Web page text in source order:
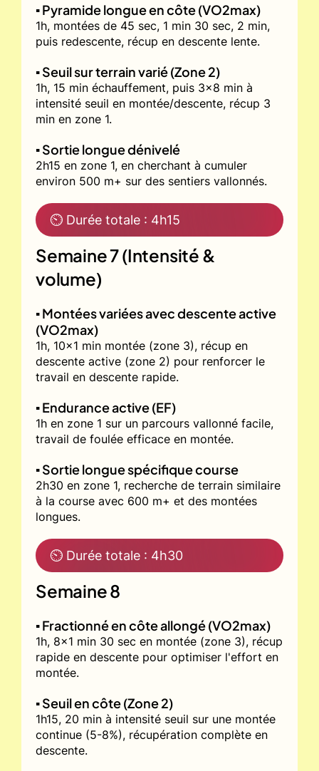
▪️ Pyramide longue en côte (VO2max)
1h, montées de 45 sec, 1 min 30 sec, 2 min,
puis redescente, récup en descente lente.
▪️ Seuil sur terrain varié (Zone 2)
1h, 15 min échauffement, puis 3x8 min à
intensité seuil en montée/descente, récup 3
min en zone 1.
▪️ Sortie longue dénivelé
2h15 en zone 1, en cherchant à cumuler
environ 500 m+ sur des sentiers vallonnés.
⏲ Durée totale : 4h15
Semaine 7 (Intensité &
volume)
▪️ Montées variées avec descente active
(VO2max)
1h, 10x1 min montée (zone 3), récup en
descente active (zone 2) pour renforcer le
travail en descente rapide.
▪️ Endurance active (EF)
1h en zone 1 sur un parcours vallonné facile,
travail de foulée efficace en montée.
▪️ Sortie longue spécifique course
2h30 en zone 1, recherche de terrain similaire
à la course avec 600 m+ et des montées
longues.
⏲ Durée totale : 4h30
Semaine 8
▪️ Fractionné en côte allongé (VO2max)
1h, 8x1 min 30 sec en montée (zone 3), récup
rapide en descente pour optimiser l'effort en
montée.
▪️ Seuil en côte (Zone 2)
1h15, 20 min à intensité seuil sur une montée
continue (5-8%), récupération complète en
descente.